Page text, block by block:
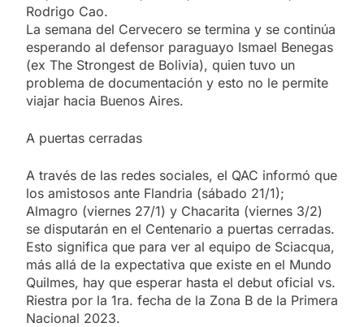
Rodrigo Cao.
La semana del Cervecero se termina y se continúa
esperando al defensor paraguayo Ismael Benegas
(ex The Strongest de Bolivia), quien tuvo un
problema de documentación y esto no le permite
viajar hacia Buenos Aires.
A puertas cerradas
A través de las redes sociales, el QAC informó que
los amistosos ante Flandria (sábado 21/1);
Almagro (viernes 27/1) y Chacarita (viernes 3/2)
se disputarán en el Centenario a puertas cerradas.
Esto significa que para ver al equipo de Sciacqua,
más allá de la expectativa que existe en el Mundo
Quilmes, hay que esperar hasta el debut oficial vs.
Riestra por la 1ra. fecha de la Zona B de la Primera
Nacional 2023.